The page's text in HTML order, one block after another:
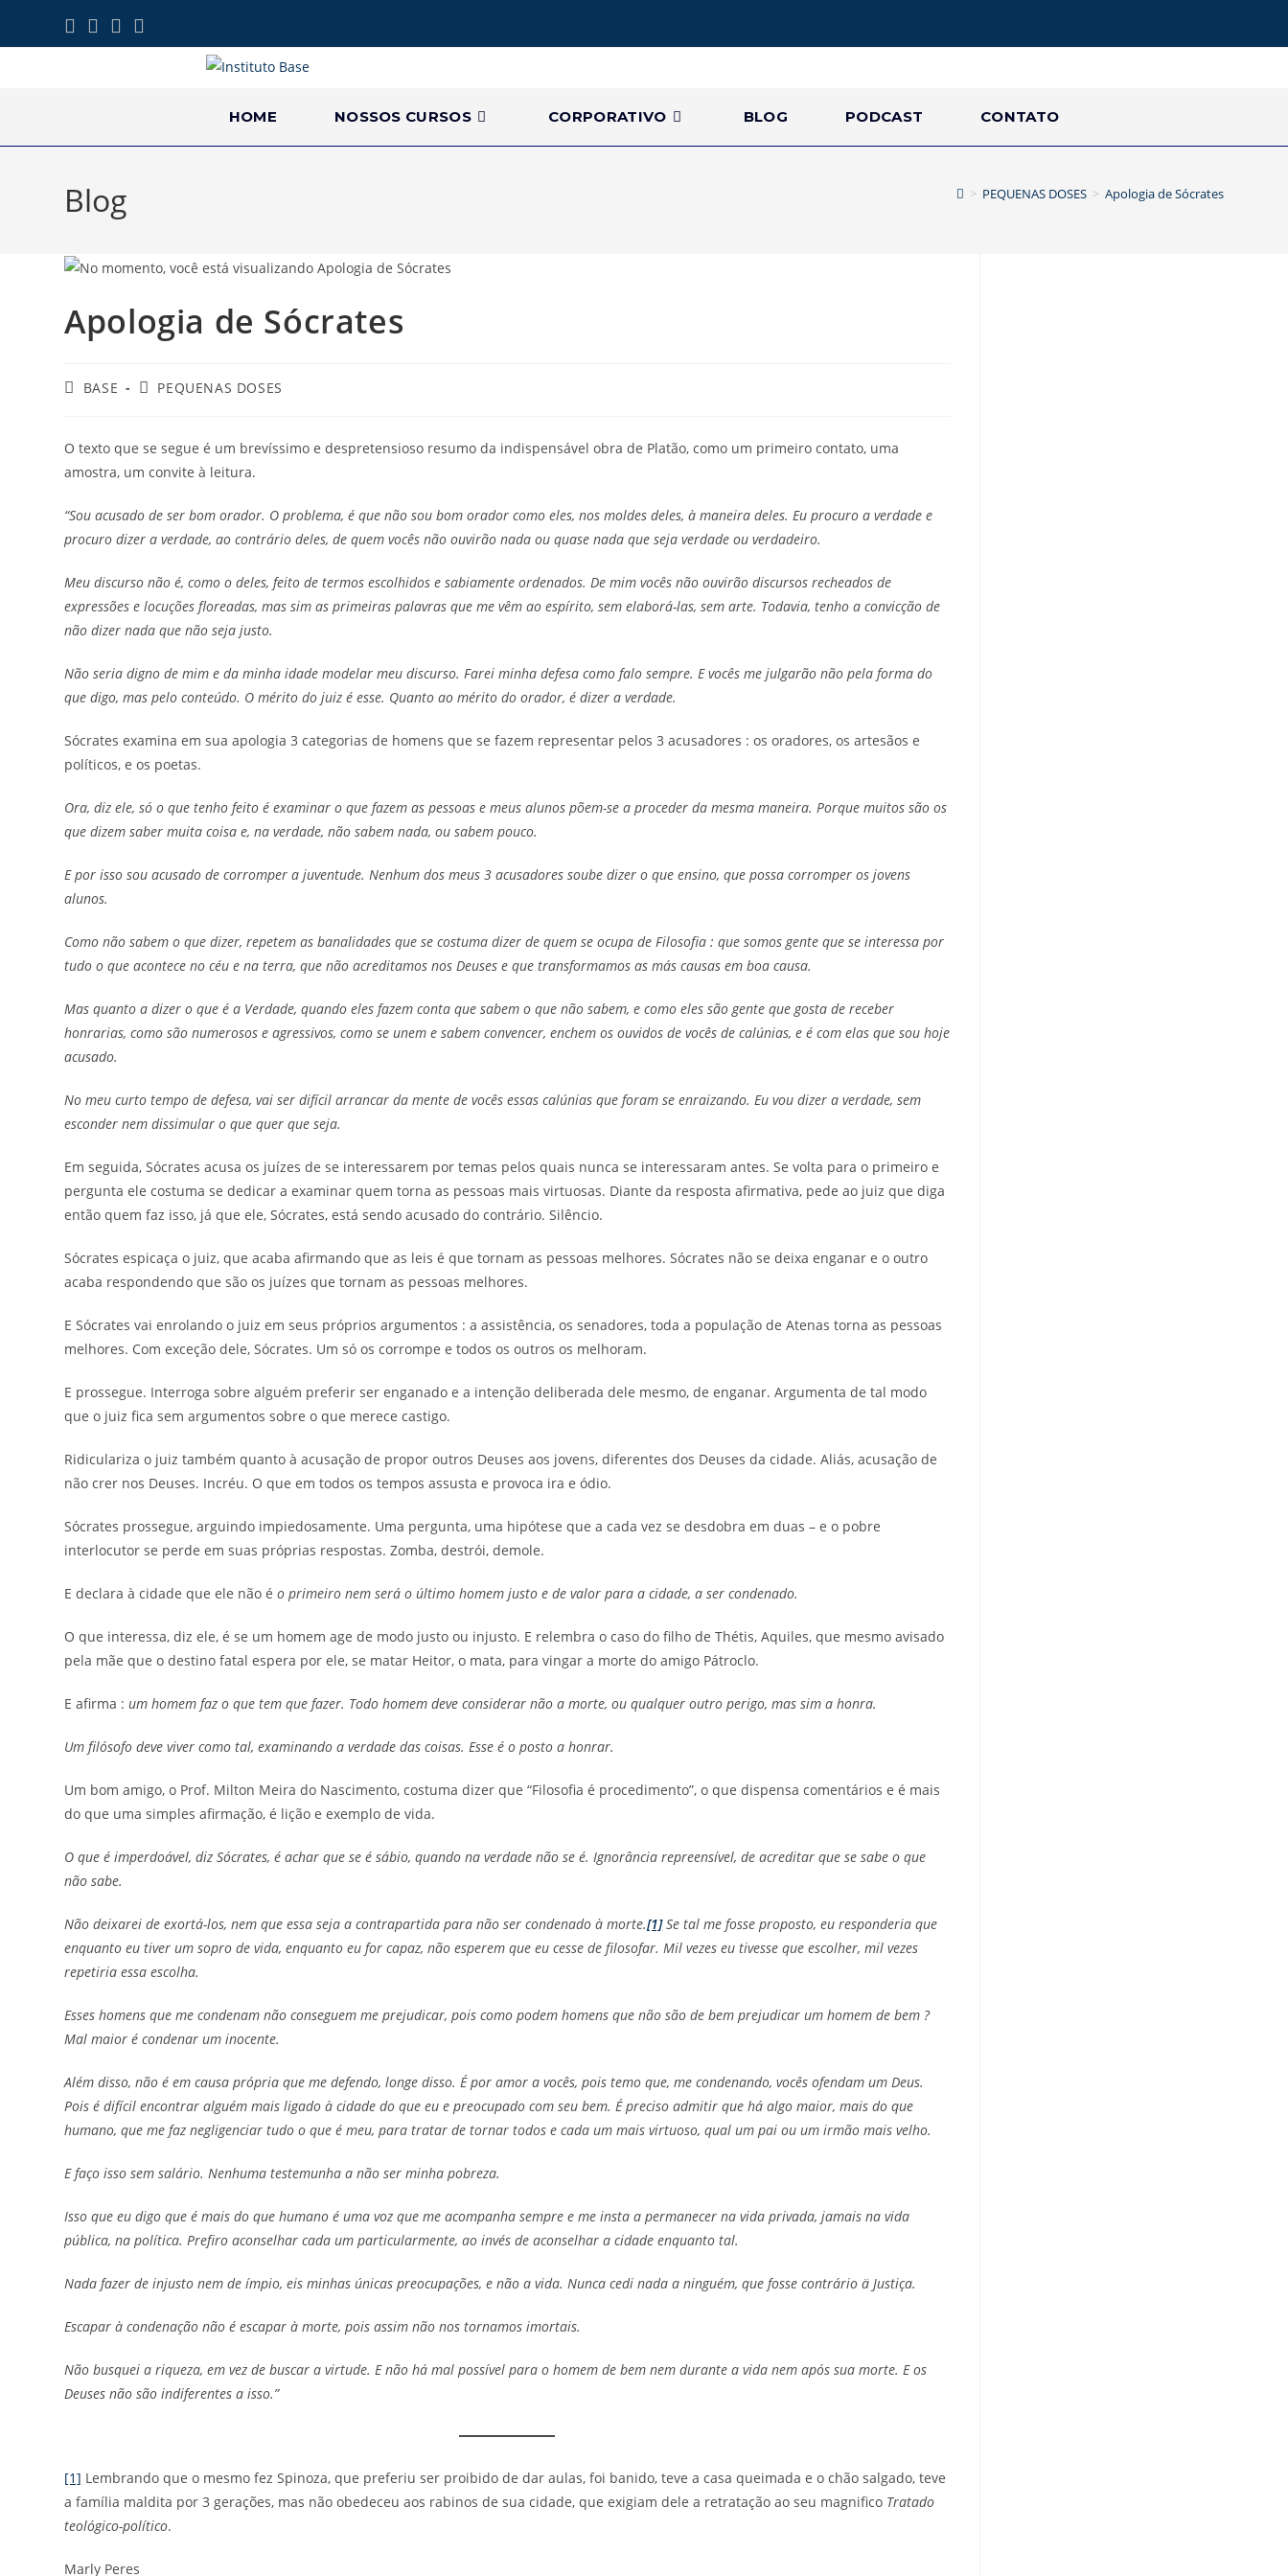
HOME NOSSOS CURSOS CORPORATIVO BLOG PODCAST CONTATO
Blog > PEQUENAS DOSES > Apologia de Sócrates
Apologia de Sócrates
BASE PEQUENAS DOSES
O texto que se segue é um brevíssimo e despretensioso resumo da indispensável obra de Platão, como um primeiro contato, uma
amostra, um convite à leitura.
“Sou acusado de ser bom orador. O problema, é que não sou bom orador como eles, nos moldes deles, à maneira deles. Eu procuro a verdade e
procuro dizer a verdade, ao contrário deles, de quem vocês não ouvirão nada ou quase nada que seja verdade ou verdadeiro.
Meu discurso não é, como o deles, feito de termos escolhidos e sabiamente ordenados. De mim vocês não ouvirão discursos recheados de
expressões e locuções floreadas, mas sim as primeiras palavras que me vêm ao espírito, sem elaborá-las, sem arte. Todavia, tenho a convicção de
não dizer nada que não seja justo.
Não seria digno de mim e da minha idade modelar meu discurso. Farei minha defesa como falo sempre. E vocês me julgarão não pela forma do
que digo, mas pelo conteúdo. O mérito do juiz é esse. Quanto ao mérito do orador, é dizer a verdade.
Sócrates examina em sua apologia 3 categorias de homens que se fazem representar pelos 3 acusadores : os oradores, os artesãos e
políticos, e os poetas.
Ora, diz ele, só o que tenho feito é examinar o que fazem as pessoas e meus alunos põem-se a proceder da mesma maneira. Porque muitos são os
que dizem saber muita coisa e, na verdade, não sabem nada, ou sabem pouco.
E por isso sou acusado de corromper a juventude. Nenhum dos meus 3 acusadores soube dizer o que ensino, que possa corromper os jovens
alunos.
Como não sabem o que dizer, repetem as banalidades que se costuma dizer de quem se ocupa de Filosofia : que somos gente que se interessa por
tudo o que acontece no céu e na terra, que não acreditamos nos Deuses e que transformamos as más causas em boa causa.
Mas quanto a dizer o que é a Verdade, quando eles fazem conta que sabem o que não sabem, e como eles são gente que gosta de receber
honrarias, como são numerosos e agressivos, como se unem e sabem convencer, enchem os ouvidos de vocês de calúnias, e é com elas que sou hoje
acusado.
No meu curto tempo de defesa, vai ser difícil arrancar da mente de vocês essas calúnias que foram se enraizando. Eu vou dizer a verdade, sem
esconder nem dissimular o que quer que seja.
Em seguida, Sócrates acusa os juízes de se interessarem por temas pelos quais nunca se interessaram antes. Se volta para o primeiro e
pergunta ele costuma se dedicar a examinar quem torna as pessoas mais virtuosas. Diante da resposta afirmativa, pede ao juiz que diga
então quem faz isso, já que ele, Sócrates, está sendo acusado do contrário. Silêncio.
Sócrates espicaça o juiz, que acaba afirmando que as leis é que tornam as pessoas melhores. Sócrates não se deixa enganar e o outro
acaba respondendo que são os juízes que tornam as pessoas melhores.
E Sócrates vai enrolando o juiz em seus próprios argumentos : a assistência, os senadores, toda a população de Atenas torna as pessoas
melhores. Com exceção dele, Sócrates. Um só os corrompe e todos os outros os melhoram.
E prossegue. Interroga sobre alguém preferir ser enganado e a intenção deliberada dele mesmo, de enganar. Argumenta de tal modo
que o juiz fica sem argumentos sobre o que merece castigo.
Ridiculariza o juiz também quanto à acusação de propor outros Deuses aos jovens, diferentes dos Deuses da cidade. Aliás, acusação de
não crer nos Deuses. Incréu. O que em todos os tempos assusta e provoca ira e ódio.
Sócrates prossegue, arguindo impiedosamente. Uma pergunta, uma hipótese que a cada vez se desdobra em duas – e o pobre
interlocutor se perde em suas próprias respostas. Zomba, destrói, demole.
E declara à cidade que ele não éo primeiro nem será o último homem justo e de valor para a cidade, a ser condenado.
O que interessa, diz ele, é se um homem age de modo justo ou injusto. E relembra o caso do filho de Thétis, Aquiles, que mesmo avisado
pela mãe que o destino fatal espera por ele, se matar Heitor, o mata, para vingar a morte do amigo Pátroclo.
E afirma :um homem faz o que tem que fazer. Todo homem deve considerar não a morte, ou qualquer outro perigo, mas sim a honra.
Um filósofo deve viver como tal, examinando a verdade das coisas. Esse é o posto a honrar.
Um bom amigo, o Prof. Milton Meira do Nascimento, costuma dizer que “Filosofia é procedimento”, o que dispensa comentários e é mais
do que uma simples afirmação, é lição e exemplo de vida.
O que é imperdoável, diz Sócrates, é achar que se é sábio, quando na verdade não se é. Ignorância repreensível, de acreditar que se sabe o que
não sabe.
Não deixarei de exortá-los, nem que essa seja a contrapartida para não ser condenado à morte.[1]Se tal me fosse proposto, eu responderia que
enquanto eu tiver um sopro de vida, enquanto eu for capaz, não esperem que eu cesse de filosofar. Mil vezes eu tivesse que escolher, mil vezes
repetiria essa escolha.
Esses homens que me condenam não conseguem me prejudicar, pois como podem homens que não são de bem prejudicar um homem de bem ?
Mal maior é condenar um inocente.
Além disso, não é em causa própria que me defendo, longe disso. É por amor a vocês, pois temo que, me condenando, vocês ofendam um Deus.
Pois é difícil encontrar alguém mais ligado à cidade do que eu e preocupado com seu bem. É preciso admitir que há algo maior, mais do que
humano, que me faz negligenciar tudo o que é meu, para tratar de tornar todos e cada um mais virtuoso, qual um pai ou um irmão mais velho.
E faço isso sem salário. Nenhuma testemunha a não ser minha pobreza.
Isso que eu digo que é mais do que humano é uma voz que me acompanha sempre e me insta a permanecer na vida privada, jamais na vida
pública, na política. Prefiro aconselhar cada um particularmente, ao invés de aconselhar a cidade enquanto tal.
Nada fazer de injusto nem de ímpio, eis minhas únicas preocupações, e não a vida. Nunca cedi nada a ninguém, que fosse contrário ä Justiça.
Escapar à condenação não é escapar à morte, pois assim não nos tornamos imortais.
Não busquei a riqueza, em vez de buscar a virtude. E não há mal possível para o homem de bem nem durante a vida nem após sua morte. E os
Deuses não são indiferentes a isso.”
[1] Lembrando que o mesmo fez Spinoza, que preferiu ser proibido de dar aulas, foi banido, teve a casa queimada e o chão salgado, teve
a família maldita por 3 gerações, mas não obedeceu aos rabinos de sua cidade, que exigiam dele a retratação ao seu magnifico Tratado
teológico-político.
Marly Peres